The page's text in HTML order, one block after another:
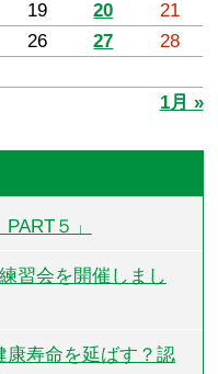
19 20
21
26 27
28
1月 »
５」
習会を開催しまし
康寿命を延ばす？認